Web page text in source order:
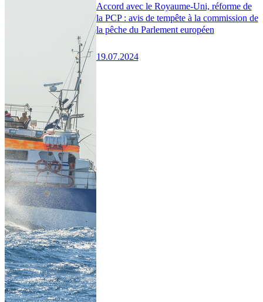
Accord avec le Royaume-Uni, réforme de
la PCP : avis de tempête à la commission de
la pêche du Parlement européen
19.07.2024